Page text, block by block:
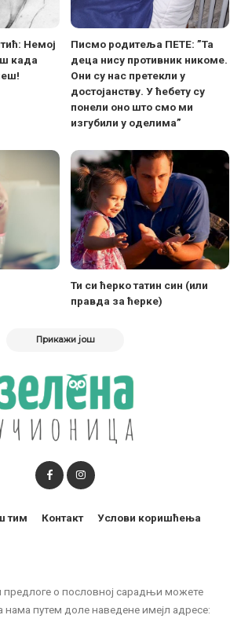
Немој
када
Писмо родитеља ПЕТЕ: ”Та
деца нису противник никоме.
Они су нас претекли у
достојанству. У ћебету су
понели оно што смо ми
изгубили у оделима”
Ти си ћерко татин син (или
правда за ћерке)
Прикажи још
о пословној сарадњи можете
нама путем доле наведене имејл адресе:
тим Контакт Услови коришћења